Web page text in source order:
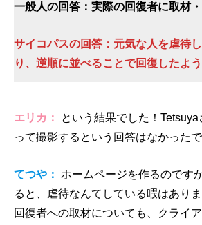
一般人の回答：実際の回復者に取材
サイコパスの回答：元気な人を虐待
り、逆順に並べることで回復したよ
エリカ：
という結果でした！
って撮影するという回答はなかったで
てつや：
ホームページを作るのです
ると、虐待なんてしている暇はあり
回復者への取材についても、クライ